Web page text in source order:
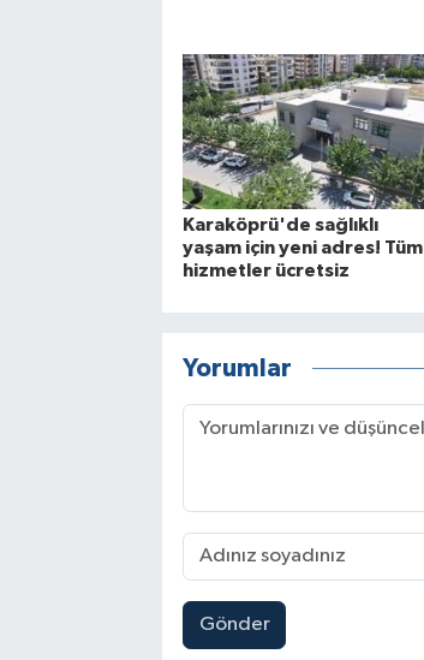
Karaköprü'de sağlıklı
yaşam için yeni adres! Tüm
hizmetler ücretsiz
Yorumlar
Gönder